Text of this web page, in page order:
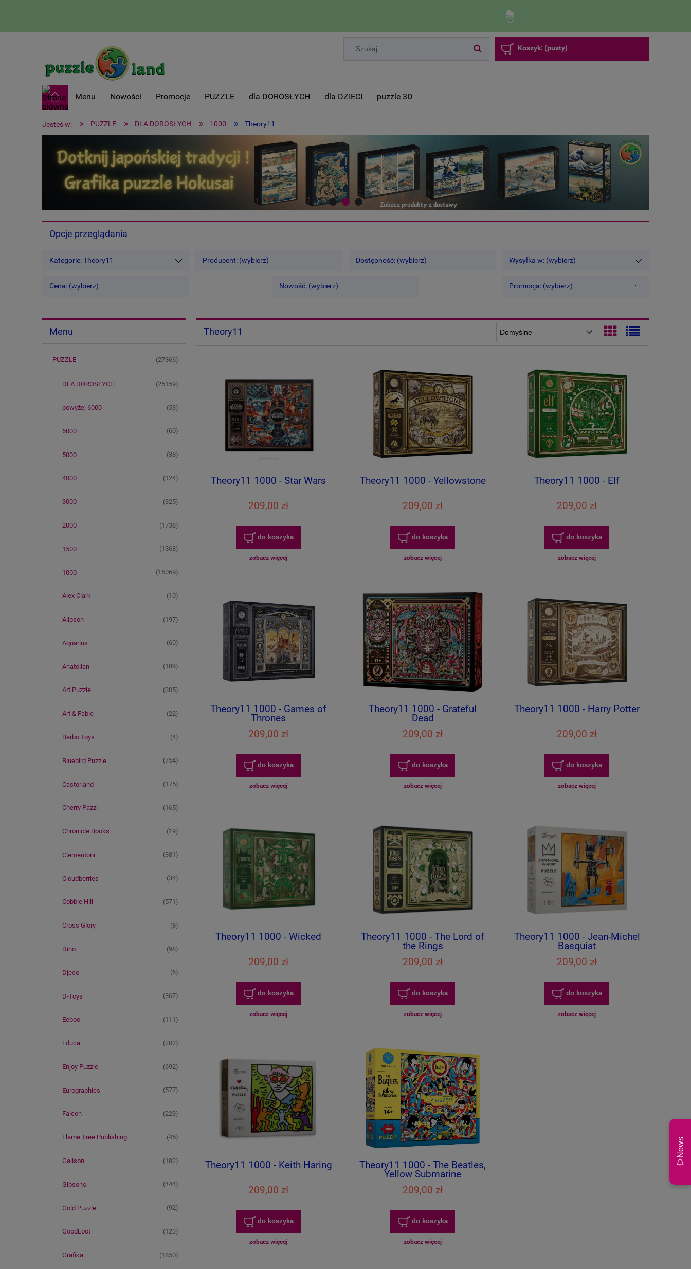
Koszyk: (pusty)
Menu Nowości Promocje PUZZLE dla DOROSŁYCH dla DZIECI puzzle 3D
Jesteś w: » PUZZLE » DLA DOROSŁYCH » 1000 » Theory11
Opcje przeglądania
Kategorie: Theory11 Producent: (wybierz) Dostępność: (wybierz) Wysyłka w: (wybierz)
Cena: (wybierz) Nowość: (wybierz) Promocja: (wybierz)
Menu
PUZZLE (27366)
DLA DOROSŁYCH (25159)
powyżej 6000 (53)
6000 (60)
5000 (38)
4000 (124)
3000 (325)
2000 (1738)
1500 (1368)
1000 (15069)
Alex Clark (10)
Alipson (197)
Aquarius (60)
Anatolian (189)
Art Puzzle (305)
Art & Fable (22)
Barbo Toys (4)
Bluebird Puzzle (754)
Castorland (175)
Cherry Pazzi (165)
Chronicle Books (19)
Clementoni (381)
Cloudberries (34)
Cobble Hill (571)
Cross Glory (8)
Dino (98)
Djeco (6)
D-Toys (367)
Eeboo (111)
Educa (202)
Enjoy Puzzle (692)
Eurographics (577)
Falcon (223)
Flame Tree Publishing (45)
Galison (182)
Gibsons (444)
Gold Puzzle (92)
GoodLoot (123)
Grafika (1850)
Theory11
Theory11 1000 - Star Wars
209,00 zł
do koszyka
zobacz więcej
Theory11 1000 - Yellowstone
209,00 zł
do koszyka
zobacz więcej
Theory11 1000 - Elf
209,00 zł
do koszyka
zobacz więcej
Theory11 1000 - Games of
Thrones
209,00 zł
do koszyka
zobacz więcej
Theory11 1000 - Grateful
Dead
209,00 zł
do koszyka
zobacz więcej
Theory11 1000 - Harry Potter
209,00 zł
do koszyka
zobacz więcej
Theory11 1000 - Wicked
209,00 zł
do koszyka
zobacz więcej
Theory11 1000 - The Lord of
the Rings
209,00 zł
do koszyka
zobacz więcej
Theory11 1000 - Jean-Michel
Basquiat
209,00 zł
do koszyka
zobacz więcej
Theory11 1000 - Keith Haring
209,00 zł
do koszyka
zobacz więcej
Theory11 1000 - The Beatles,
Yellow Submarine
209,00 zł
do koszyka
zobacz więcej
News